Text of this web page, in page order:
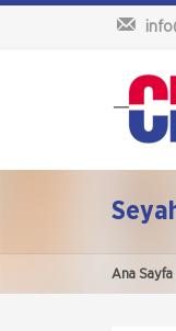
Ana Sayfa